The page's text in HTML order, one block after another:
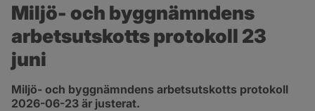
Miljö- och byggnämndens
arbetsutskotts protokoll 23
juni
Miljö- och byggnämndens arbetsutskotts protokoll
2026-06-23 är justerat.